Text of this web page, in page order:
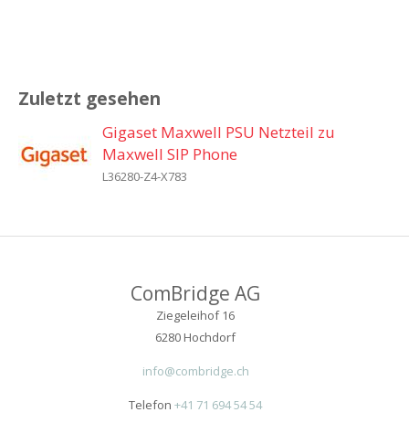
Zuletzt gesehen
Gigaset Maxwell PSU Netzteil zu
Maxwell SIP Phone
L36280-Z4-X783
ComBridge AG
Ziegeleihof 16
6280 Hochdorf
info@combridge.ch
Telefon +41 71 694 54 54